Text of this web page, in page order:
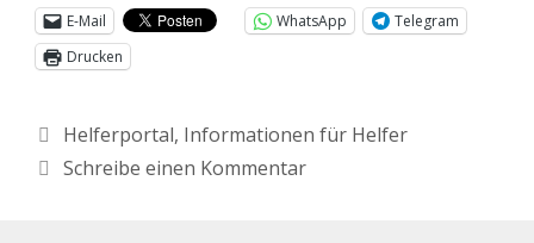
E-Mail
WhatsApp
Telegram
Drucken
Helferportal, Informationen für Helfer
Schreibe einen Kommentar